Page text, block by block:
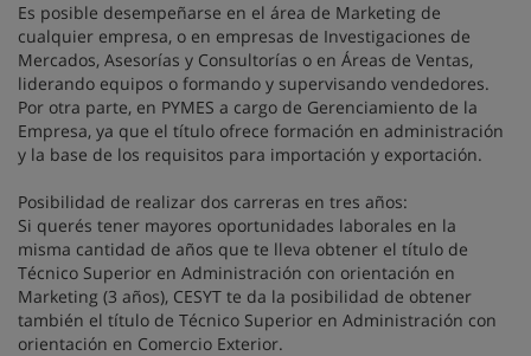
Es posible desempeñarse en el área de Marketing de
cualquier empresa, o en empresas de Investigaciones de
Mercados, Asesorías y Consultorías o en Áreas de Ventas,
liderando equipos o formando y supervisando vendedores.
Por otra parte, en PYMES a cargo de Gerenciamiento de la
Empresa, ya que el título ofrece formación en administración
y la base de los requisitos para importación y exportación.
Posibilidad de realizar dos carreras en tres años:
Si querés tener mayores oportunidades laborales en la
misma cantidad de años que te lleva obtener el título de
Técnico Superior en Administración con orientación en
Marketing (3 años), CESYT te da la posibilidad de obtener
también el título de Técnico Superior en Administración con
orientación en Comercio Exterior.